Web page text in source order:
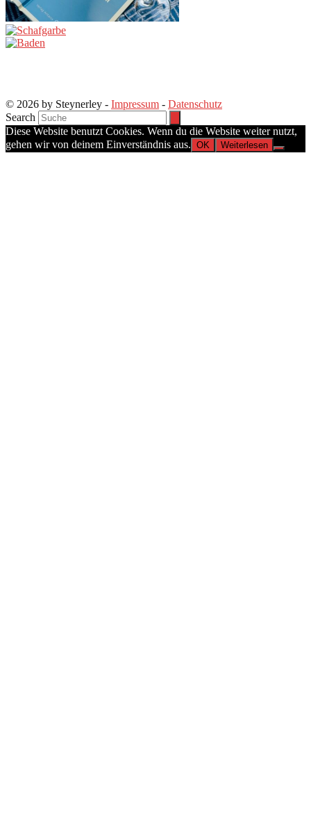
© 2026 by Steynerley - Impressum - Datenschutz
Search
Diese Website benutzt Cookies. Wenn du die Website weiter nutzt,
gehen wir von deinem Einverständnis aus. OK Weiterlesen